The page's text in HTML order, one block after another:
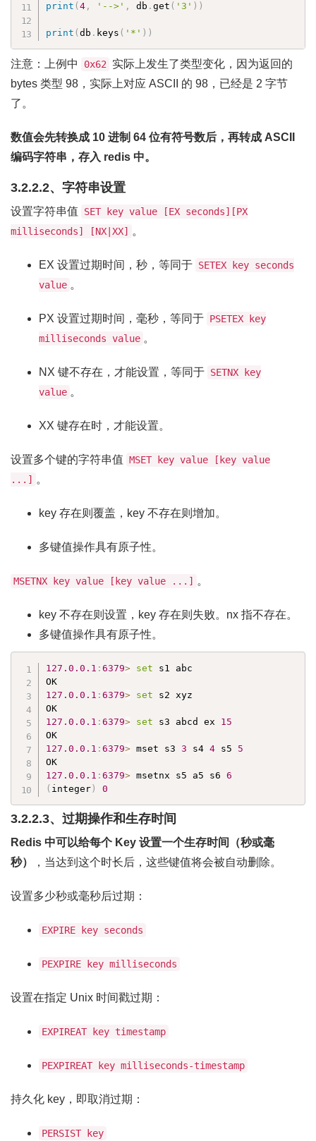
print (4 , '-->' , db .get ( '3' ) )
print (db . keys ( '*' ) )
注意：上例中 0x62
实际上发生了类型变化，因为返回的
bytes 类型 98，实际上对应 ASCII 的 98，已经是 2 字节
了。
数值会先转换成 10 进制 64 位有符号数后，再转成 ASCII
编码字符串，存入 redis 中。
3.2.2.2、字符串设置
设置字符串值
SET key value [EX seconds][PX
milliseconds] [NX|XX] 。
EX 设置过期时间，秒，等同于 SETEX key seconds
value 。
PX 设置过期时间，毫秒，等同于 PSETEX key
milliseconds value 。
NX 键不存在，才能设置，等同于 SETNX key
value 。
XX 键存在时，才能设置。
设置多个键的字符串值 MSET key value [key value
...] 。
key 存在则覆盖，key 不存在则增加。
多键值操作具有原子性。
MSETNX key value [key value ...] 。
key 不存在则设置，key 存在则失败。nx 指不存在。
多键值操作具有原子性。
127.0 .0 .1 :6379> set s1 abc
127.0 .0 .1 :6379> set s2 xyz
127.0 .0 .1 :6379> set s3 abcd ex 15
127.0 .0 .1 :6379> mset s3 3 s4 4 s5 5
127.0 .0 .1 :6379> msetnx s5 a5 s6 6
( integer) 0
3.2.2.3、过期操作和生存时间
Redis 中可以给每个 Key 设置一个生存时间（秒或毫
秒）
，当达到这个时长后，这些键值将会被自动删除。
设置多少秒或毫秒后过期：
EXPIRE key seconds
PEXPIRE key milliseconds
设置在指定 Unix 时间戳过期：
EXPIREAT key timestamp
PEXPIREAT key milliseconds-timestamp
持久化 key，即取消过期：
PERSIST key